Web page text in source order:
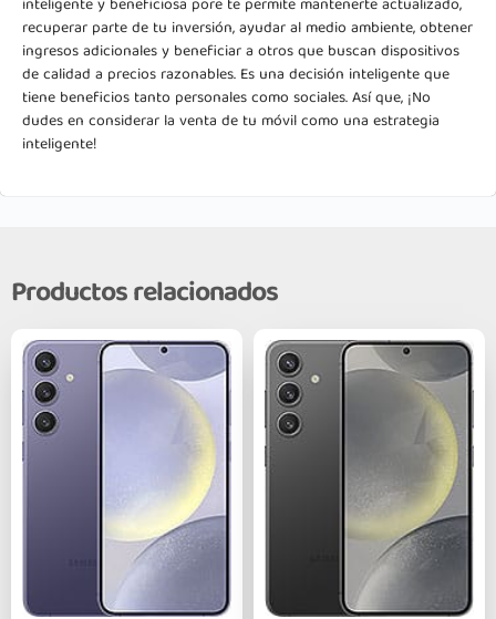
inteligente y beneficiosa pore te permite mantenerte actualizado,
recuperar parte de tu inversión, ayudar al medio ambiente, obtener
ingresos adicionales y beneficiar a otros que buscan dispositivos
de calidad a precios razonables. Es una decisión inteligente que
tiene beneficios tanto personales como sociales. Así que, ¡No
dudes en considerar la venta de tu móvil como una estrategia
inteligente!
Productos relacionados